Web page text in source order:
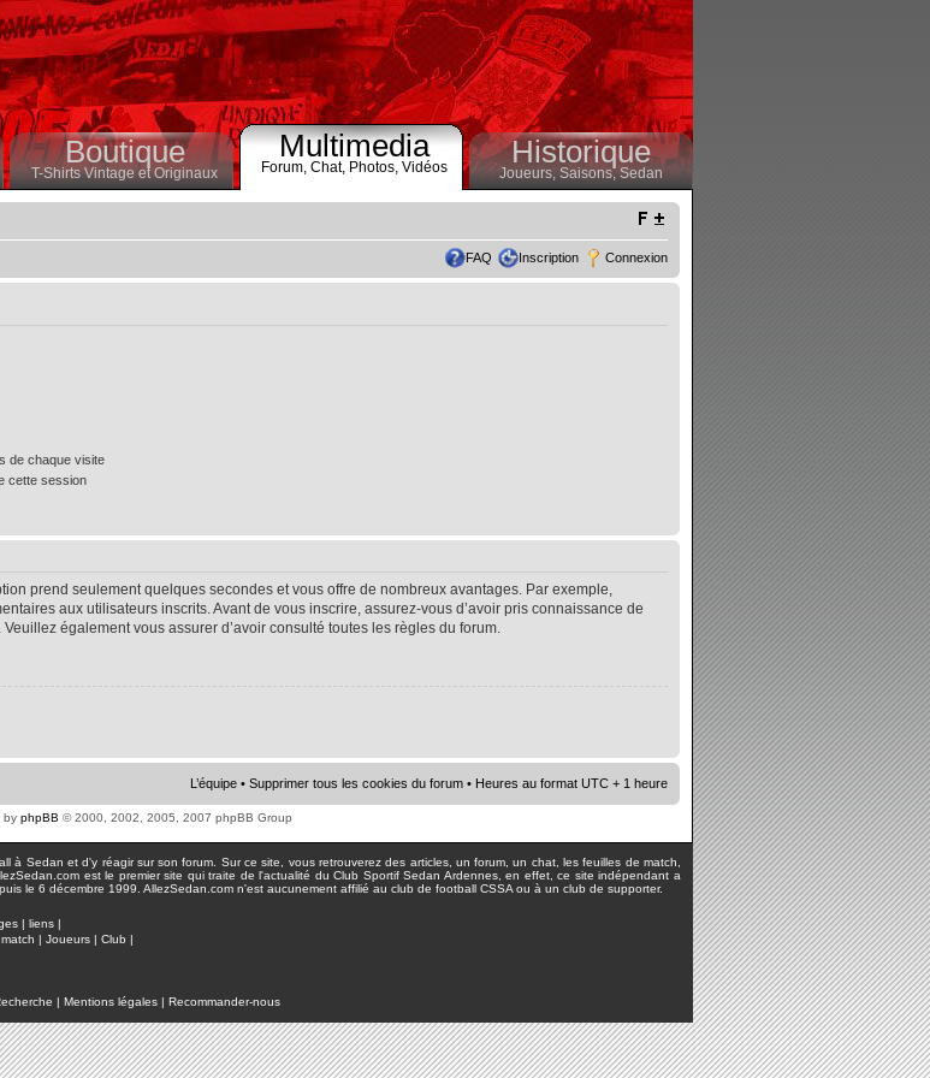
Boutique
T-Shirts Vintage et Originaux
Multimedia
Forum, Chat, Photos, Vidéos Historique
Joueurs, Saisons,Sedan
FAQ Inscription Connexion
de chaque visite
cette session
prend seulement quelques secondes et vous offre de nombreux avantages. Par exemple,
aux utilisateurs inscrits. Avant de vous inscrire, assurez-vous d’avoir pris connaissance de
également vous assurer d’avoir consulté toutes les règles du forum.
L’équipe • Supprimer tous les cookies du forum • Heures au format UTC + 1 heure
by phpBB © 2000, 2002, 2005, 2007 phpBB Group
à Sedan et d'y réagir sur son forum. Sur ce site, vous retrouverez des articles, un forum, un chat, les feuilles de match,
est le premier site qui traite de l'actualité du Club Sportif Sedan Ardennes, en effet, ce site indépendant a
le 6 décembre 1999. AllezSedan.com n'est aucunement affilié au club de football CSSA ou à un club de supporter.
| liens |
| Joueurs | Club |
| Mentions légales | Recommander-nous